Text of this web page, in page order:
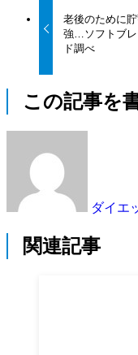
老後のために
強…ソフトブ
ド調べ
この記事を
ダイエ
関連記事